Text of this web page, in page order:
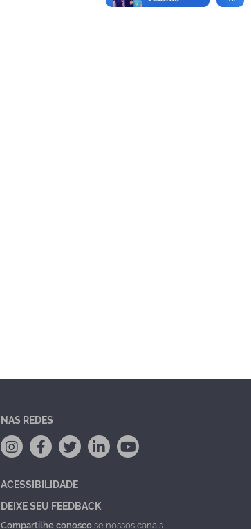
NAS REDES
ACESSIBILIDADE
DEIXE SEU FEEDBACK
Compartilhe conoscose nossos canais